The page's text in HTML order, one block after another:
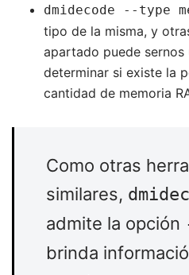
dmidecode --type
tipo de la misma, y
apartado puede
determinar si existe la
cantidad de memoria
Como otras
similares,
admite la opción
brinda